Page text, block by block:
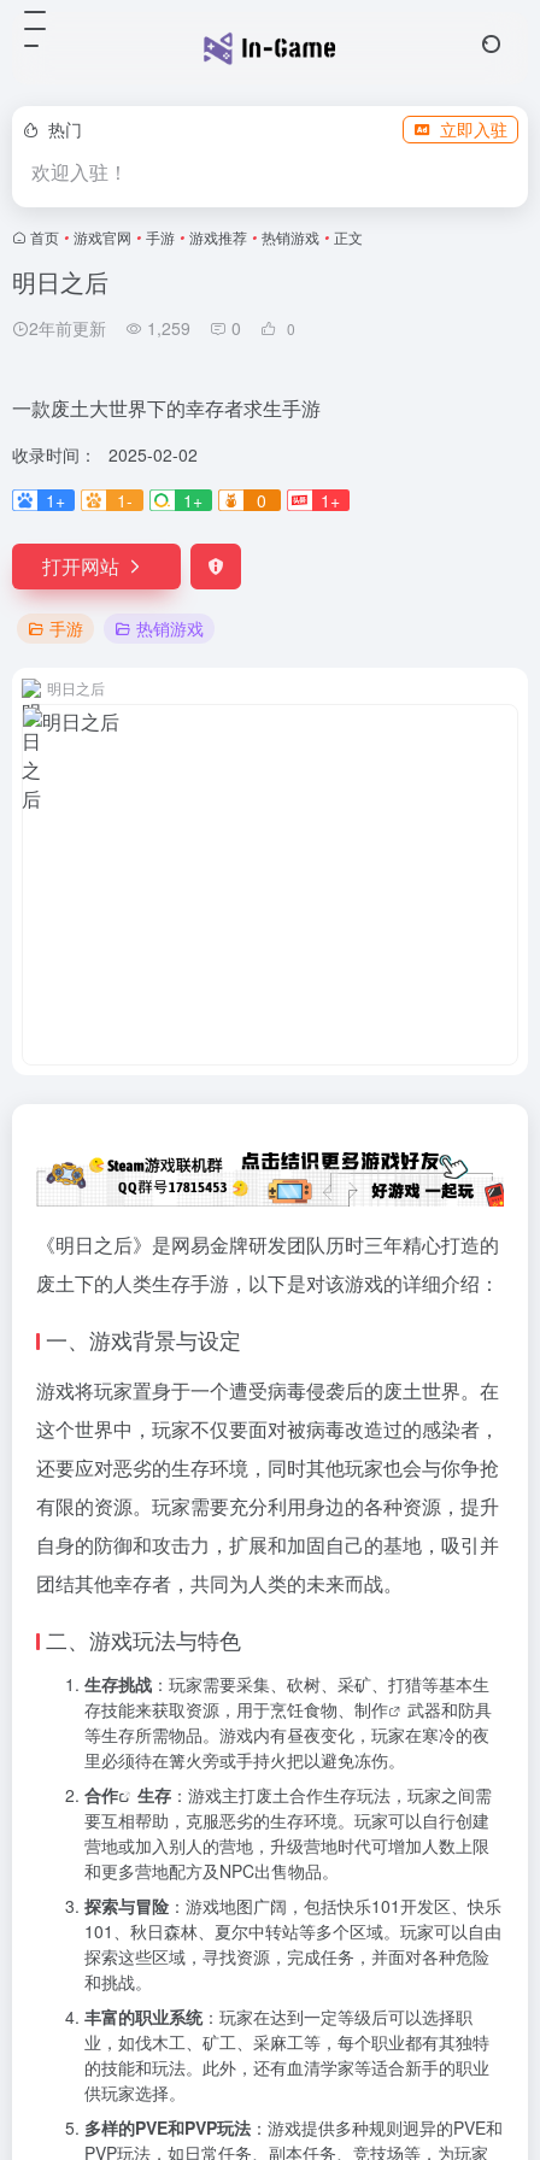
热门 立即入驻
欢迎入驻！
首页 • 游戏官网 • 手游 • 游戏推荐 • 热销游戏 • 正文
明日之后
2年前更新 1,259 0 0
一款废土大世界下的幸存者求生手游
收录时间：
2025-02-02
1+
1- 1+ 0 1+
打开网站
手游 热销游戏
明日之后
《明日之后》是网易金牌研发团队历时三年精心打造的
废土下的人类生存手游，以下是对该游戏的详细介绍：
一、游戏背景与设定
游戏将玩家置身于一个遭受病毒侵袭后的废土世界。在
这个世界中，玩家不仅要面对被病毒改造过的感染者，
还要应对恶劣的生存环境，同时其他玩家也会与你争抢
有限的资源。玩家需要充分利用身边的各种资源，提升
自身的防御和攻击力，扩展和加固自己的基地，吸引并
团结其他幸存者，共同为人类的未来而战。
二、游戏玩法与特色
生存挑战 ：玩家需要采集、砍树、采矿、打猎等基本生
存技能来获取资源，用于烹饪食物、 制作
武器和防具
等生存所需物品。游戏内有昼夜变化，玩家在寒冷的夜
里必须待在篝火旁或手持火把以避免冻伤。
合作
生存 ：游戏主打废土合作生存玩法，玩家之间需
要互相帮助，克服恶劣的生存环境。玩家可以自行创建
营地或加入别人的营地，升级营地时代可增加人数上限
和更多营地配方及NPC出售物品。
探索与冒险 ：游戏地图广阔，包括快乐101开发区、快乐
101、秋日森林、夏尔中转站等多个区域。玩家可以自由
探索这些区域，寻找资源，完成任务，并面对各种危险
和挑战。
丰富的职业系统：玩家在达到一定等级后可以选择职
业，如伐木工、矿工、采麻工等，每个职业都有其独特
的技能和玩法。此外，还有血清学家等适合新手的职业
供玩家选择。
多样的PVE和PVP玩法 ：游戏提供多种规则迥异的PVE和
PVP玩法，如日常任务、副本任务、竞技场等，为玩家